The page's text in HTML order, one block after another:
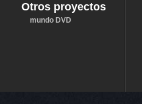
Otros proyectos
mundo DVD